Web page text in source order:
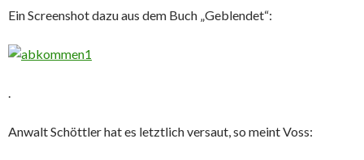
Ein Screenshot dazu aus dem Buch „Geblendet“:
.
Anwalt Schöttler hat es letztlich versaut, so meint Voss: